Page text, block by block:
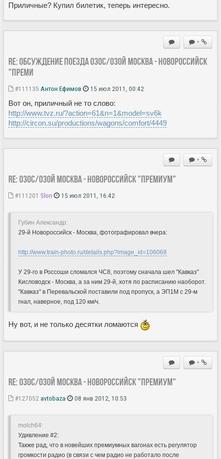
Приличные? Купил билетик, теперь интересно.
+
Re: Обсуждение поезда 030С/030Й Москва - Новороссийск
"Преми
#111135 Антон Ефимов 15 июл 2011, 00:42
Вот он, приличный не то слово:
http://www.tvz.ru/?action=61&n=1&model=sv6k
http://circon.su/productions/wagons/comfort/4449
+
Re: 030С/030Й Москва - Новороссийск "Премиум"
#111201 Slon 15 июл 2011, 16:42
Губин Александр:
29-й Новороссийск - Москва, фотографировал вчера:
http://www.train-photo.ru/details.php?image_id=106068
У 29-го в Россоши сломался ЧС8, поэтому сначала шел "Кавказ"
Кисловодск - Москва, а за ним 29-й, хотя по расписанию наоборот.
"Кавказ" в Перевальской поставили под пропуск, а ЭП1М с 29-м
гнал, наверное, под 120 км/ч.
Ну вот, и не только десятки ломаются
+
Re: 030С/030Й Москва - Новороссийск "Премиум"
#127052 avtobaza 08 янв 2012, 10:53
molch64:
Удивление #2:
Также рад, что в новейших премиумных вагонах есть регулятор
громкости радио (в связи с чем радио не работало после